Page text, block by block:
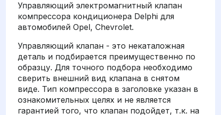
Управляющий электромагнитный клапан
компрессора кондиционера Delphi для
автомобилей Opel, Chevrolet.
Управляющий клапан - это некаталожная
деталь и подбирается преимущественно по
образцу. Для точного подбора необходимо
сверить внешний вид клапана в снятом
виде. Тип компрессора в заголовке указан в
ознакомительных целях и не является
гарантией того, что клапан подойдет, т.к. на